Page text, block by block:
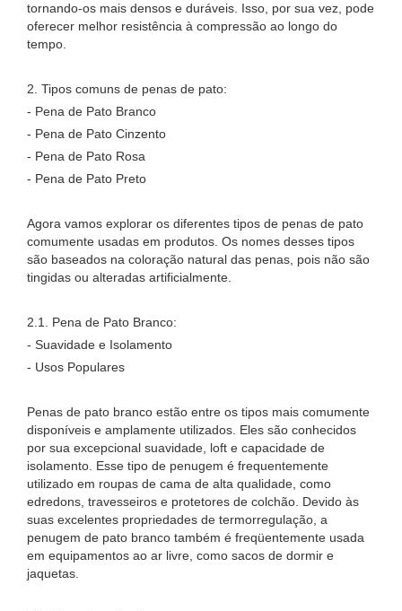
tornando-os mais densos e duráveis. Isso, por sua vez, pode
oferecer melhor resistência à compressão ao longo do
tempo.
2. Tipos comuns de penas de pato:
- Pena de Pato Branco
- Pena de Pato Cinzento
- Pena de Pato Rosa
- Pena de Pato Preto
Agora vamos explorar os diferentes tipos de penas de pato
comumente usadas em produtos. Os nomes desses tipos
são baseados na coloração natural das penas, pois não são
tingidas ou alteradas artificialmente.
2.1. Pena de Pato Branco:
- Suavidade e Isolamento
- Usos Populares
Penas de pato branco estão entre os tipos mais comumente
disponíveis e amplamente utilizados. Eles são conhecidos
por sua excepcional suavidade, loft e capacidade de
isolamento. Esse tipo de penugem é frequentemente
utilizado em roupas de cama de alta qualidade, como
edredons, travesseiros e protetores de colchão. Devido às
suas excelentes propriedades de termorregulação, a
penugem de pato branco também é freqüentemente usada
em equipamentos ao ar livre, como sacos de dormir e
jaquetas.